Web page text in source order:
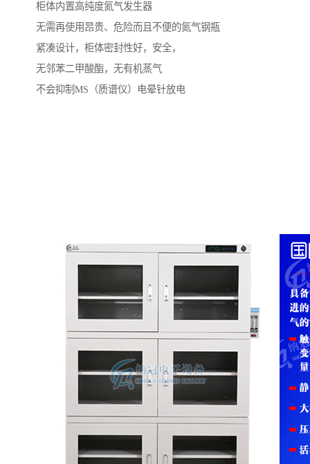
柜体内置高纯度氮气发生器
无需再使用昂贵、危险而且不便的氮气钢瓶
紧凑设计，柜体密封性好，安全，
无邻苯二甲酸酯，无有机蒸气
不会抑制MS（质谱仪）电晕针放电